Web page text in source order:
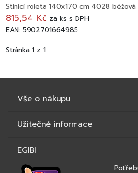
Stínící roleta 140x170 cm 4028 béžová
815,54 Kč za ks s DPH
EAN: 5902701664985
Stránka 1 z 1
Vše o nákupu
Užitečné informace
EGIBI